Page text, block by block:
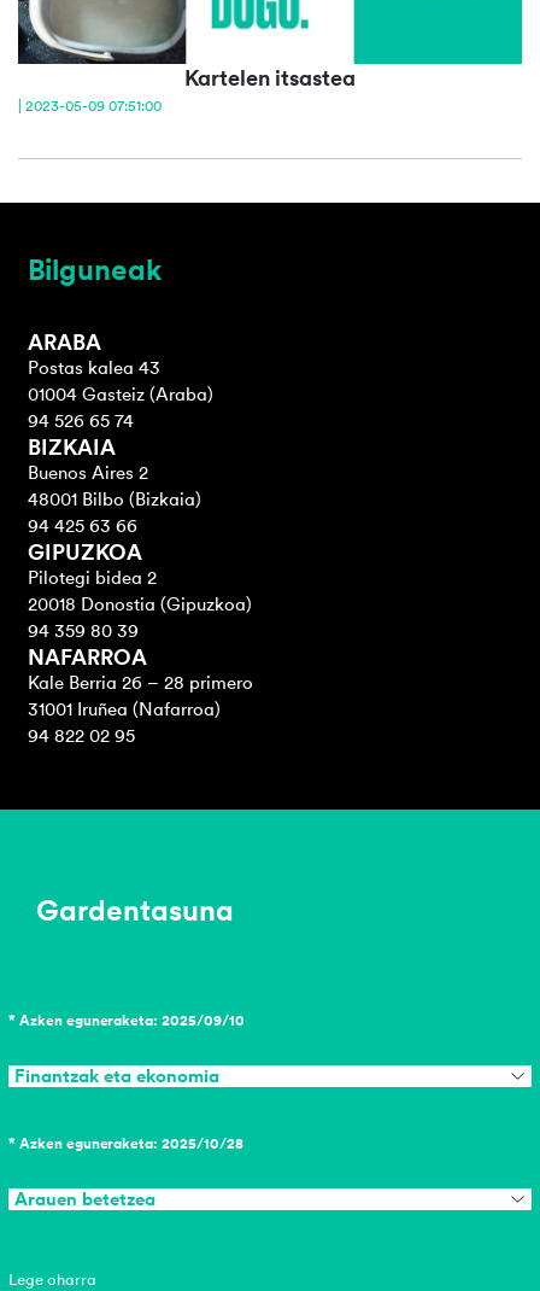
Kartelen itsastea
| 2023-05-09 07:51:00
Bilguneak
ARABA
Postas kalea 43
01004 Gasteiz (Araba)
94 526 65 74
BIZKAIA
Buenos Aires 2
48001 Bilbo (Bizkaia)
94 425 63 66
GIPUZKOA
Pilotegi bidea 2
20018 Donostia (Gipuzkoa)
94 359 80 39
NAFARROA
Kale Berria 26 – 28 primero
31001 Iruñea (Nafarroa)
94 822 02 95
Gardentasuna
* Azken eguneraketa: 2025/09/10
Finantzak eta ekonomia
* Azken eguneraketa: 2025/10/28
Arauen betetzea
Lege oharra